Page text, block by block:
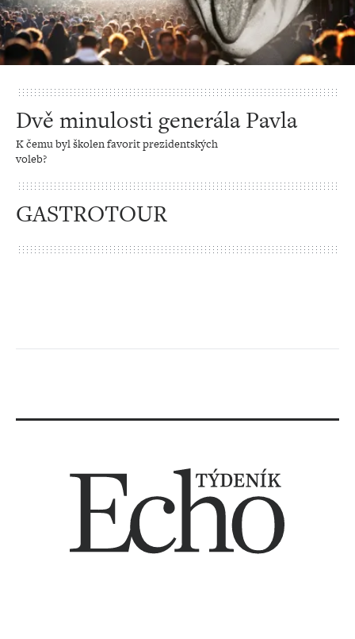
Dvě minulosti generála Pavla
K čemu byl školen favorit prezidentských
voleb?
GASTROTOUR